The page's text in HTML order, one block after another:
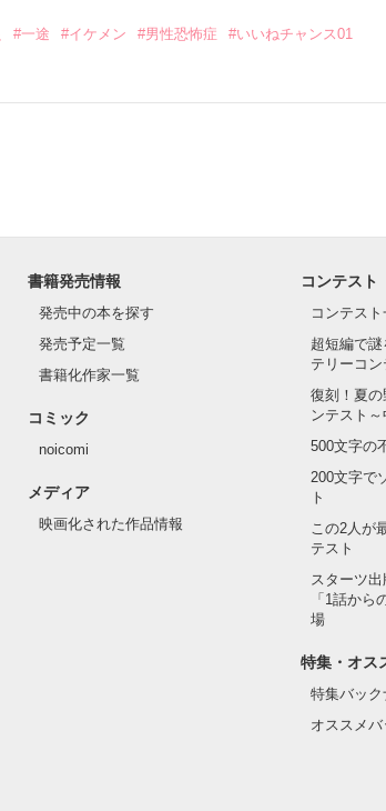
男子になる
｡.:*✨
#一途 #イケメン #男性恐怖症 #いいねチャンス01
のは────
くてぶっきらぼう
のみんなから
っていたのに
助けに行く」
書籍発売情報
発売中の本を探す
発売予定一覧
書籍化作家一覧
コミック
noicomi
メディア
映画化された作品情報
コンテスト
コンテスト
超短編で
テリーコン
復刻！夏
ンテスト
500文字の
200文字で
ト
この2人が
テスト
スターツ
「1話から
場
特集・オス
特集バック
オススメ